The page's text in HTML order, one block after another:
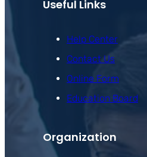
Useful Links
Help Center
Contact Us
Online Form
Education Board
Organization